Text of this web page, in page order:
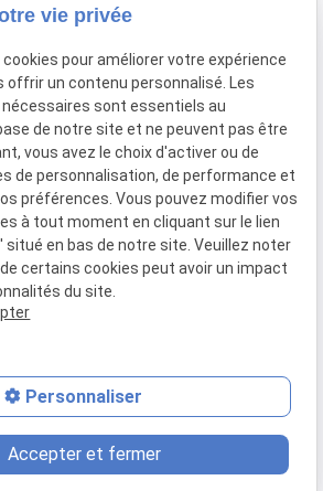
site
légales
de confidentialité
des cookies
France
Quatre-Bras
contact_page
Contact
phone
085 31 32 87
vie privée
pour améliorer votre expérience
offrir un contenu personnalisé. Les
sont essentiels au
de notre site et ne peuvent pas être
vous avez le choix d'activer ou de
de personnalisation, de performance et
préférences. Vous pouvez modifier vos
à tout moment en cliquant sur le lien
situé en bas de notre site. Veuillez noter
certains cookies peut avoir un impact
du site.
Personnaliser
Accepter et fermer